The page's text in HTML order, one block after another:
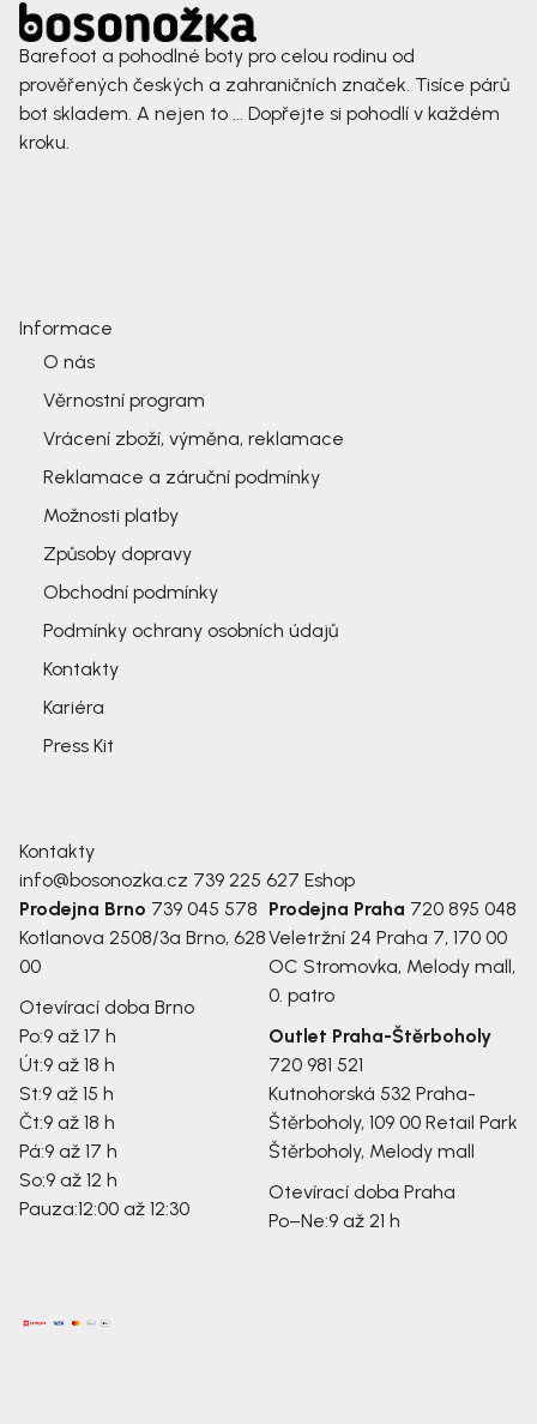
Barefoot a pohodlné boty pro celou rodinu od
prověřených českých a zahraničních značek. Tisíce párů
bot skladem. A nejen to ... Dopřejte si pohodlí v každém
kroku.
Informace
O nás
Věrnostní program
Vrácení zboží, výměna, reklamace
Reklamace a záruční podmínky
Možnosti platby
Způsoby dopravy
Obchodní podmínky
Podmínky ochrany osobních údajů
Kontakty
Kariéra
Press Kit
Kontakty
info@bosonozka.cz 739 225 627 Eshop
Prodejna Brno 739 045 578
Kotlanova 2508/3a Brno, 628
00
Otevírací doba Brno
Po:9 až 17 h
Út:9 až 18 h
St:9 až 15 h
Čt:9 až 18 h
Pá:9 až 17 h
So:9 až 12 h
Pauza:12:00 až 12:30
Prodejna Praha 720 895 048
Veletržní 24 Praha 7, 170 00
OC Stromovka, Melody mall,
0. patro
Outlet Praha-Štěrboholy
720 981 521
Kutnohorská 532 Praha-
Štěrboholy, 109 00 Retail Park
Štěrboholy, Melody mall
Otevírací doba Praha
Po–Ne:9 až 21 h